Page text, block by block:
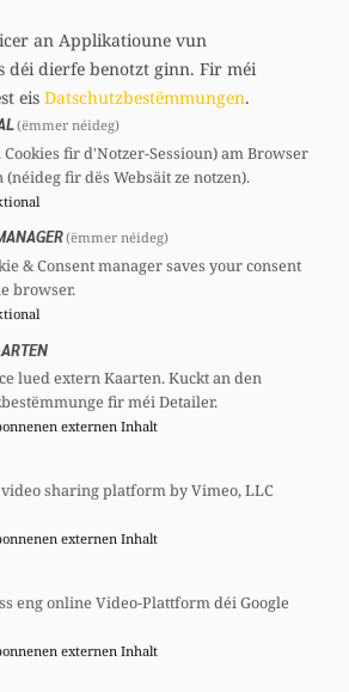
links
an Applikatioune vun
déi dierfe benotzt ginn. Fir méi
eis Datschutzbestëmmungen.
(ëmmer néideg)
Cookies fir d'Notzer-Sessioun) am Browser
(néideg fir dës Websäit ze notzen).
(ëmmer néideg)
& Consent manager saves your consent
browser.
lued extern Kaarten. Kuckt an den
fir méi Detailer.
externen Inhalt
sharing platform by Vimeo, LLC
externen Inhalt
eng online Video-Plattform déi Google
externen Inhalt